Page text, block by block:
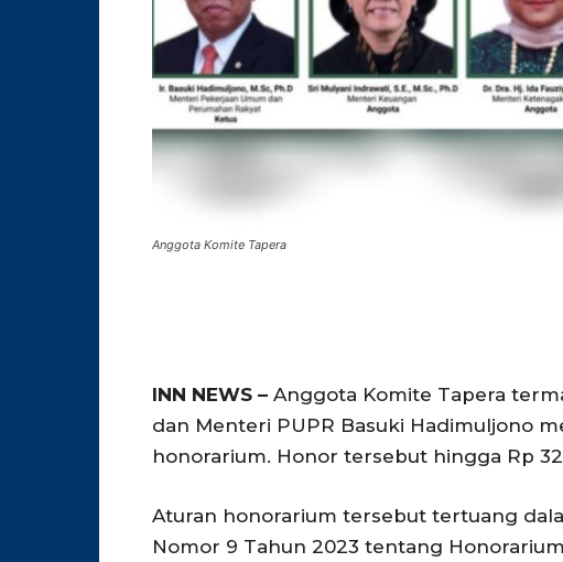
Anggota Komite Tapera
INN NEWS – Anggota Komite Tapera
dan Menteri PUPR Basuki Hadimuljono
honorarium. Honor tersebut hingga Rp
Aturan honorarium tersebut tertuang
Nomor 9 Tahun 2023 tentang